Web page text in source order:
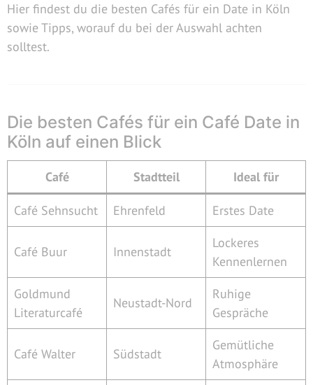
Hier findest du die besten Cafés für ein Date in Köln
sowie Tipps, worauf du bei der Auswahl achten
solltest.
Die besten Cafés für ein Café Date in
Köln auf einen Blick
Café Stadtteil Ideal für
Café Sehnsucht Ehrenfeld Erstes Date
Café Buur Innenstadt
Lockeres
Kennenlernen
Goldmund
Literaturcafé
Neustadt-Nord
Ruhige
Gespräche
Café Walter Südstadt
Gemütliche
Atmosphäre